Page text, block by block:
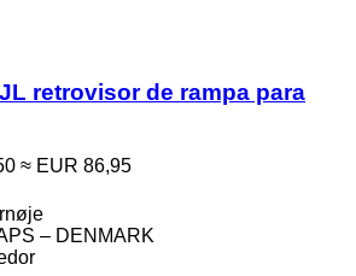
retrovisor de rampa para
≈ EUR 86,95
– DENMARK